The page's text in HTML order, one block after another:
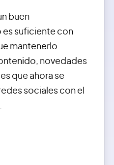
buen
suficiente con
mantenerlo
novedades
que ahora se
sociales con el